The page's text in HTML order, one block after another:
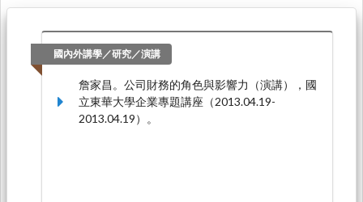
國內外講學／研究／演講
詹家昌。公司財務的角色與影響力（演講），國
立東華大學企業專題講座（2013.04.19-
2013.04.19）。